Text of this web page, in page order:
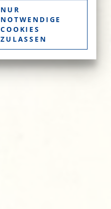
NUR
NOTWENDIGE
COOKIES
ZULASSEN